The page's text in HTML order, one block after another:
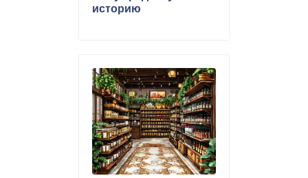
историю